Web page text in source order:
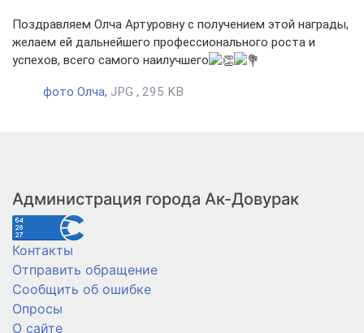
Поздравляем Олча Артуровну с получением этой награды,
желаем ей дальнейшего профессионального роста и
успехов, всего самого наилучшего
фото Олча, JPG , 295 KB
Администрация города Ак-Довурак
Контакты
Отправить обращение
Сообщить об ошибке
Опросы
О сайте